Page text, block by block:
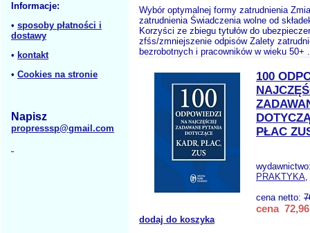
Informacje:
• sposoby płatności i
dostawy
• kontakt
• Cookies na stronie
Napisz
propresssp@gmail.com
Wybór optymalnej formy zatrudnienia
zatrudnienia Świadczenia wolne od
Korzyści ze zbiegu tytułów do
zfśs/zmniejszenie odpisów Zalety
bezrobotnych i pracowników w wieku 50+
100
PŁAC
PRAKTYKA,
cena netto:
cena 72,96
dodaj do koszyka